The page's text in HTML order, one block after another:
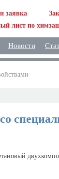
лист по
заявка
Новости